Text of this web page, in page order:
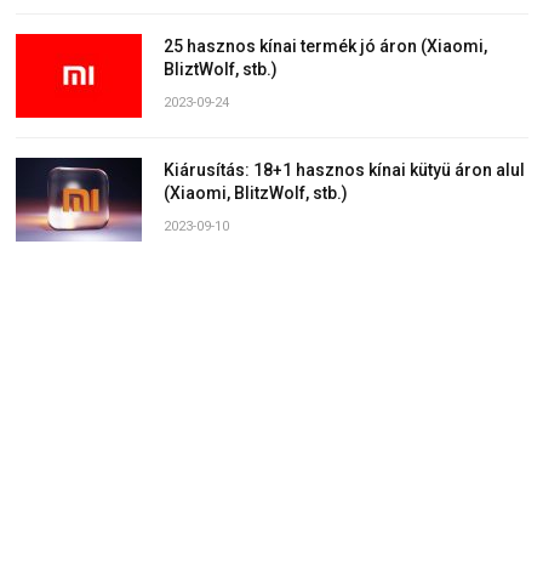
25 hasznos kínai termék jó áron (Xiaomi,
BliztWolf, stb.)
2023-09-24
Kiárusítás: 18+1 hasznos kínai kütyü áron alul
(Xiaomi, BlitzWolf, stb.)
2023-09-10